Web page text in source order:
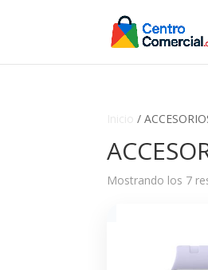
/
Mostrando los 7